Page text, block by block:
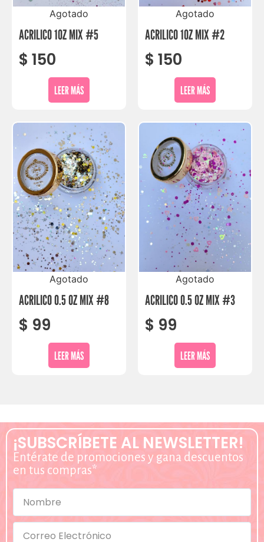
Agotado
ACRILICO 1OZ MIX #5
$ 150
LEER MÁS
Agotado
ACRILICO 1OZ MIX #2
$ 150
LEER MÁS
Agotado
ACRILICO 0.5 OZ MIX #8
$ 99
LEER MÁS
Agotado
ACRILICO 0.5 OZ MIX #3
$ 99
LEER MÁS
¡SUBSCRÍBETE AL NEWSLETTER!
Entérate de promociones y gana descuentos
en tus compras*